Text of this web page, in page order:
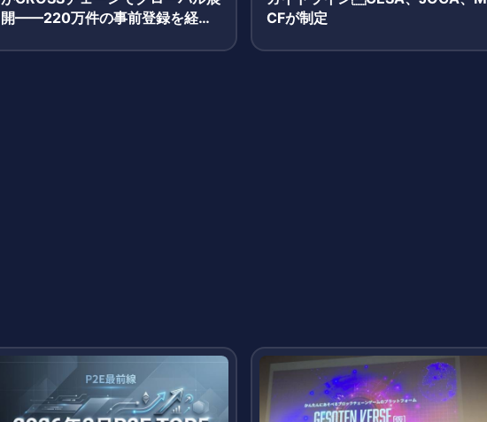
開——220万件の事前登録を経て
CFが制定